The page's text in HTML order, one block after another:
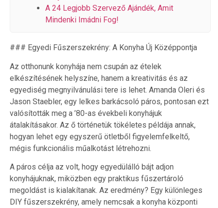
A 24 Legjobb Szervező Ajándék, Amit
Mindenki Imádni Fog!
### Egyedi Fűszerszekrény: A Konyha Új Középpontja
Az otthonunk konyhája nem csupán az ételek
elkészítésének helyszíne, hanem a kreativitás és az
egyediség megnyilvánulási tere is lehet. Amanda Oleri és
Jason Staebler, egy lelkes barkácsoló páros, pontosan ezt
valósították meg a ’80-as évekbeli konyhájuk
átalakításakor. Az ő történetük tökéletes példája annak,
hogyan lehet egy egyszerű ötletből figyelemfelkeltő,
mégis funkcionális műalkotást létrehozni.
A páros célja az volt, hogy egyedülálló bájt adjon
konyhájuknak, miközben egy praktikus fűszertároló
megoldást is kialakítanak. Az eredmény? Egy különleges
DIY fűszerszekrény, amely nemcsak a konyha központi